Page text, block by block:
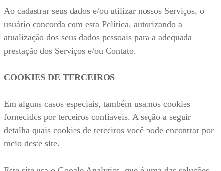
Ao cadastrar seus dados e/ou utilizar nossos Serviços, o
usuário concorda com esta Política, autorizando a
atualização dos seus dados pessoais para a adequada
prestação dos Serviços e/ou Contato.
COOKIES DE TERCEIROS
Em alguns casos especiais, também usamos cookies
fornecidos por terceiros confiáveis. A seção a seguir
detalha quais cookies de terceiros você pode encontrar por
meio deste site.